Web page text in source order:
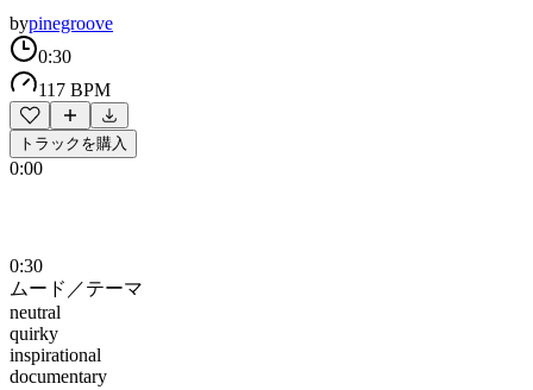
bypinegroove
0:30
117 BPM
トラックを購入
0:00
0:30
ムード／テーマ
neutral
quirky
inspirational
documentary